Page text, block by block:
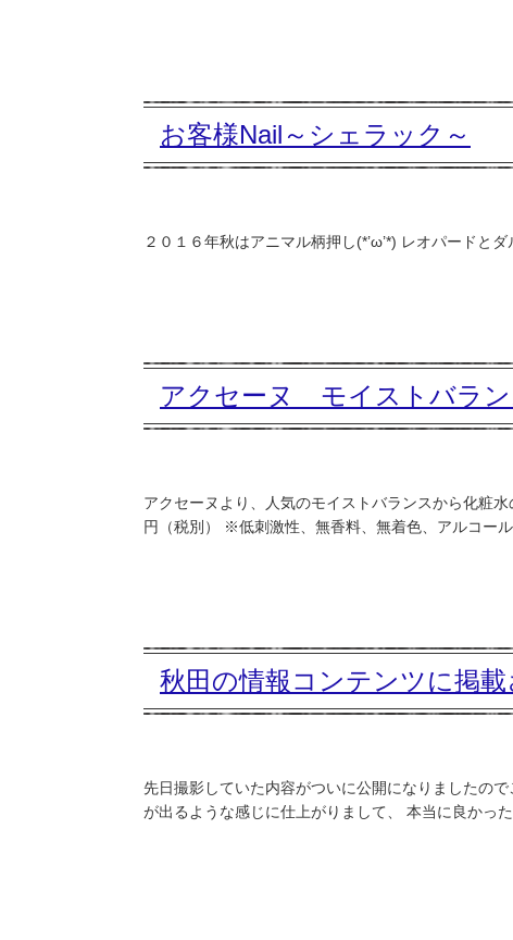
お客様Nail～シェラック～
２０１６年秋はアニマル柄押し(*’ω’*) レオパードと
アクセーヌ モイストバラ
アクセーヌより、人気のモイストバランスから化
円（税別） ※低刺激性、無香料、無着色、アルコー
秋田の情報コンテンツに掲
先日撮影していた内容がついに公開になりましたの
が出るような感じに仕上がりまして、 本当に良か